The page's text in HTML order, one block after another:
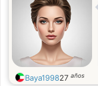
Baya199827 años